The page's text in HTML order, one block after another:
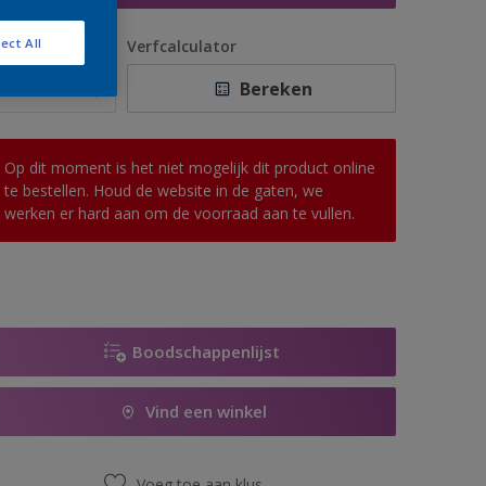
Verfcalculator
Bereken
Op dit moment is het niet mogelijk dit product online
te bestellen. Houd de website in de gaten, we
werken er hard aan om de voorraad aan te vullen.
Boodschappenlijst
Vind een winkel
All